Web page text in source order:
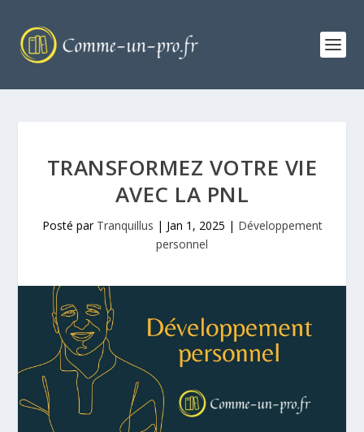
TRANSFORMEZ VOTRE VIE
AVEC LA PNL
Posté par Tranquillus | Jan 1, 2025 | Développement
personnel